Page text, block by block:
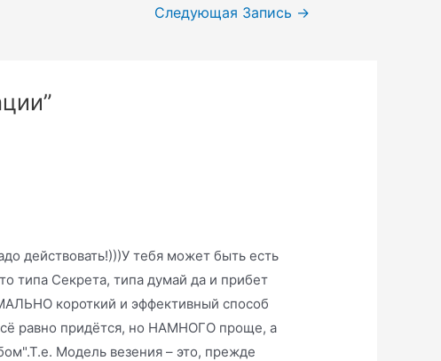
Следующая Запись →
действовать!)))У тебя может быть есть
типа Секрета, типа думай да и прибет
короткий и эффективный способ
равно придётся, но НАМНОГО проще, а
Модель везения – это, прежде